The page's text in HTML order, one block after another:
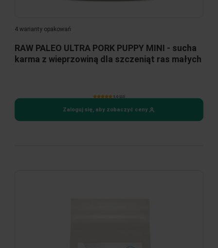
4 warianty opakowań
RAW PALEO ULTRA PORK PUPPY MINI - sucha
karma z wieprzowiną dla szczeniąt ras małych
5.0 (22)
Zaloguj się, aby zobaczyć ceny